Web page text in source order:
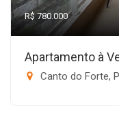
R$ 780.000
Apartamento à
Canto do Forte,